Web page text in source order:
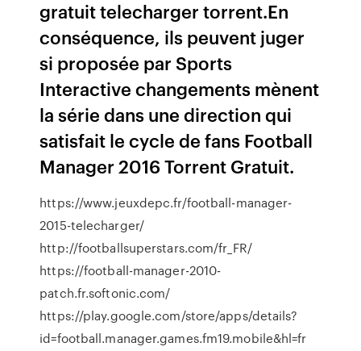
gratuit telecharger torrent.En
conséquence, ils peuvent juger
si proposée par Sports
Interactive changements mènent
la série dans une direction qui
satisfait le cycle de fans Football
Manager 2016 Torrent Gratuit.
https://www.jeuxdepc.fr/football-manager-
2015-telecharger/
http://footballsuperstars.com/fr_FR/
https://football-manager-2010-
patch.fr.softonic.com/
https://play.google.com/store/apps/details?
id=football.manager.games.fm19.mobile&hl=fr